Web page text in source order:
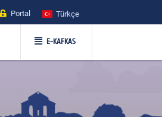
Portal Türkçe
E-KAFKAS